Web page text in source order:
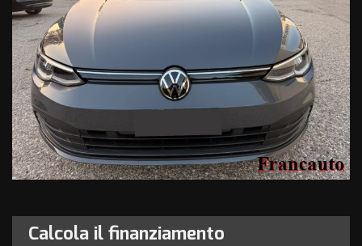
Calcola il finanziamento